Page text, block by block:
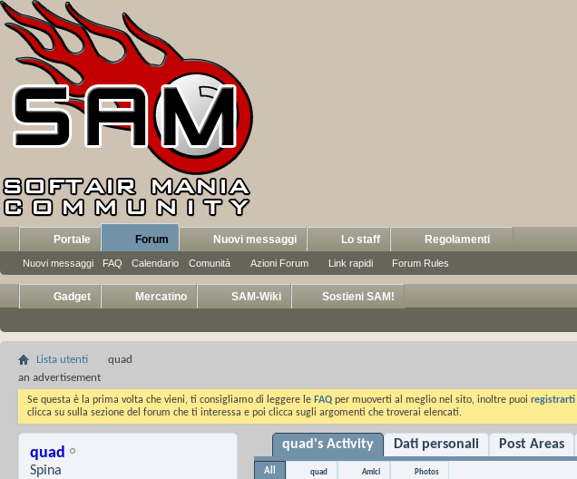
Portale Forum
Nuovi messaggi FAQ Calendario Comunità Azioni Forum Link rapidi Forum Rules
Nuovi messaggi Lo staff Regolamenti
Gadget Mercatino SAM-Wiki Sostieni SAM!
Lista utenti
quad
an advertisement
Se questa è la prima volta che vieni, ti consigliamo di leggere le FAQ per muoverti al meglio nel sito, inoltre puoi registrarti
clicca su sulla sezione del forum che ti interessa e poi clicca sugli argomenti che troverai elencati.
quad
Spina
quad's Activity Dati personali Post Areas
All quad Amici Photos